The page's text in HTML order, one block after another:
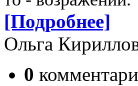
[Подробнее]
Ольга
0